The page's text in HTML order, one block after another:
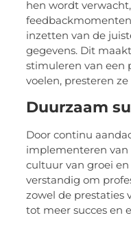
hen wordt
inzetten van de
gegevens. Dit
stimuleren van een
voelen, presteren
Duurzaam
Door continu
implementeren van
cultuur van groei
verstandig om
zowel de prestaties
tot meer succes en